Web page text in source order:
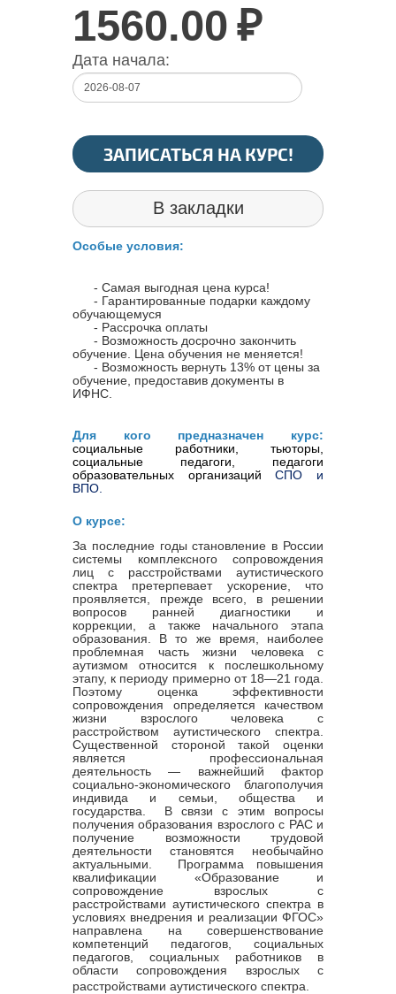
1560.00 ₽
Дата начала:
ЗАПИСАТЬСЯ НА КУРС!
В закладки
Особые условия:
- Самая выгодная цена курса!
- Гарантированные подарки каждому
обучающемуся
- Рассрочка оплаты
- Возможность досрочно закончить
обучение. Цена обучения не меняется!
- Возможность вернуть 13% от цены за
обучение, предоставив документы в
ИФНС.
Для кого предназначен курс:
социальные работники, тьюторы,
социальные педагоги, педагоги
образовательных организаций СПО и
ВПО.
О курсе:
За последние годы становление в России
системы комплексного сопровождения
лиц с расстройствами аутистического
спектра претерпевает ускорение, что
проявляется, прежде всего, в решении
вопросов ранней диагностики и
коррекции, а также начального этапа
образования. В то же время, наиболее
проблемная часть жизни человека с
аутизмом относится к послешкольному
этапу, к периоду примерно от 18—21 года.
Поэтому оценка эффективности
сопровождения определяется качеством
жизни взрослого человека с
расстройством аутистического спектра.
Существенной стороной такой оценки
является профессиональная
деятельность — важнейший фактор
социально-экономического благополучия
индивида и семьи, общества и
государства. В связи с этим вопросы
получения образования взрослого с РАС и
получение возможности трудовой
деятельности становятся необычайно
актуальными. Программа повышения
квалификации «Образование и
сопровождение взрослых с
расстройствами аутистического спектра в
условиях внедрения и реализации ФГОС»
направлена на совершенствование
компетенций педагогов, социальных
педагогов, социальных работников в
области сопровождения взрослых с
расстройствами аутистического спектра.